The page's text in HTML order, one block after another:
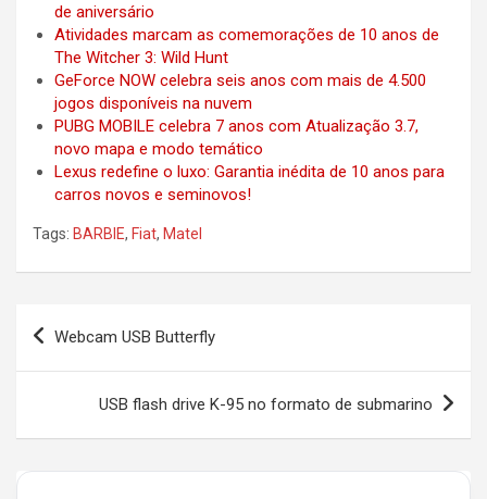
de aniversário
Atividades marcam as comemorações de 10 anos de
The Witcher 3: Wild Hunt
GeForce NOW celebra seis anos com mais de 4.500
jogos disponíveis na nuvem
PUBG MOBILE celebra 7 anos com Atualização 3.7,
novo mapa e modo temático
Lexus redefine o luxo: Garantia inédita de 10 anos para
carros novos e seminovos!
Tags: BARBIE, Fiat, Matel
Post
navigation
Webcam USB Butterfly
USB flash drive K-95 no formato de submarino